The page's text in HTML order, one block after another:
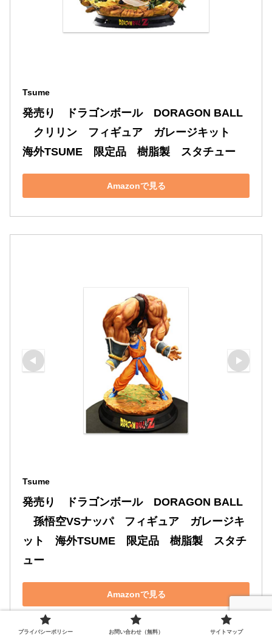
Tsume
発売り　ドラゴンボール　DORAGON BALL
クリリン　フィギュア　ガレージキット
海外TSUME　限定品　樹脂製　スタチュー
Amazonで見る
Tsume
発売り　ドラゴンボール　DORAGON BALL
孫悟空VSナッパ　フィギュア　ガレージキ
ット　海外TSUME　限定品　樹脂製　スタチ
ュー
Amazonで見る
プライバシーポリシー お問い合わせ（無料） サイトマップ